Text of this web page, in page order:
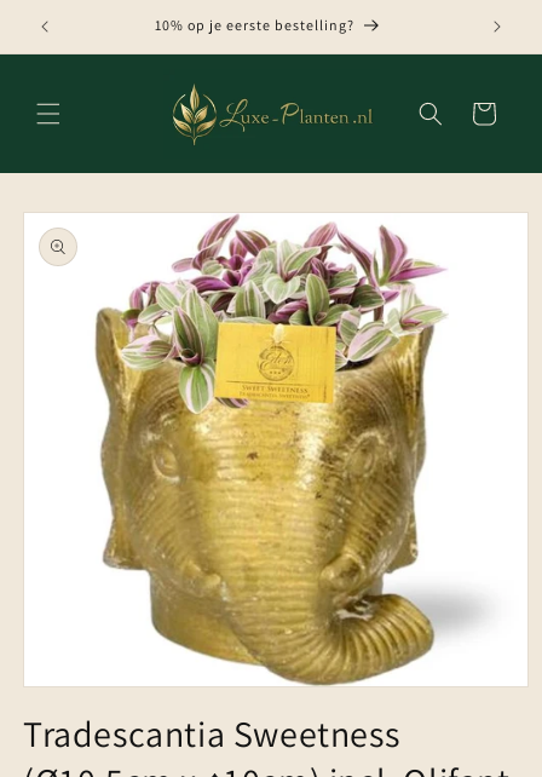
naar de
content
10% op je eerste bestelling?
Winkelwagen
direct naar
openen
in
modaal
Tradescantia Sweetness